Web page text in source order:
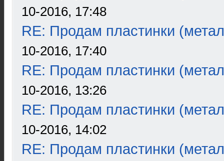
10-2016, 17:48
RE: Продам пластинки
10-2016, 17:40
RE: Продам пластинки
10-2016, 13:26
RE: Продам пластинки
10-2016, 14:02
RE: Продам пластинки